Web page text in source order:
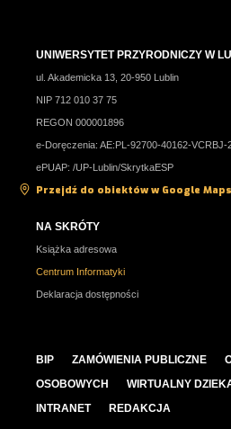
UNIWERSYTET PRZYRODNICZY W
ul. Akademicka 13, 20-950 Lublin
NIP 712 010 37 75
REGON 000001896
e-Doręczenia: AE:PL-92700-40162-VCRBJ-
ePUAP: /UP-Lublin/SkrytkaESP
Przejdź do obiektów w Google Maps
NA SKRÓTY
Książka adresowa
Centrum Informatyki
Deklaracja dostępności
BIP ZAMÓWIENIA PUBLICZNE
OSOBOWYCH
WIRTUALNY
INTRANET
REDAKCJA